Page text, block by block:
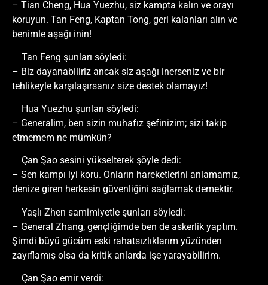
– Tian Cheng, Hua Yuezhu, siz kampta kalın ve orayı
koruyun. Tan Feng, Kaptan Tong, geri kalanları alın ve
benimle aşağı inin!
Tan Feng şunları söyledi:
– Biz dayanabiliriz ancak siz aşağı inerseniz ve bir
tehlikeyle karşılaşırsanız size destek olamayız!
Hua Yuezhu şunları söyledi:
– Generalim, ben sizin muhafız şefinizim; sizi takip
etmemem ne mümkün?
Çan Şao sesini yükselterek şöyle dedi:
– Sen kampı iyi koru. Onların hareketlerini anlamamız,
denize giren herkesin güvenliğini sağlamak demektir.
Yaşlı Zhen samimiyetle şunları söyledi:
– General Zhang, gençliğimde ben de askerlik yaptım.
Şimdi büyü gücüm eski rahatsızlıklarım yüzünden
zayıflamış olsa da kritik anlarda işe yarayabilirim.
Çan Şao emir verdi: